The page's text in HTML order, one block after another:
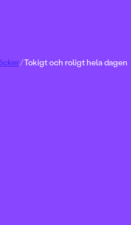
/Tokigt och roligt hela dagen